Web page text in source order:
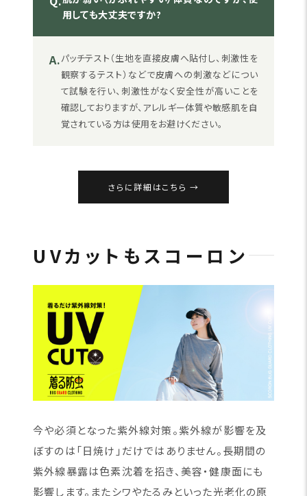
用しても大丈夫ですか?
A.パッチテスト（生地を直接皮膚へ貼付し、刺激性を
観察するテスト）などで皮膚への刺激などについ
て試験を行い、刺激性がなく安全性が高いことを
確認しておりますが、アレルギー体質や敏感肌を自
覚されている方は使用をお避けください。
さらに詳細はこちら
UVカットもスコーロン
今や必須となった紫外線対策。紫外線が影響を及
ぼすのは「日焼け」だけではありません。長期間の
紫外線暴露は色素沈着を招き、美容・健康面にも
影響します。またシワやたるみといった光老化の原